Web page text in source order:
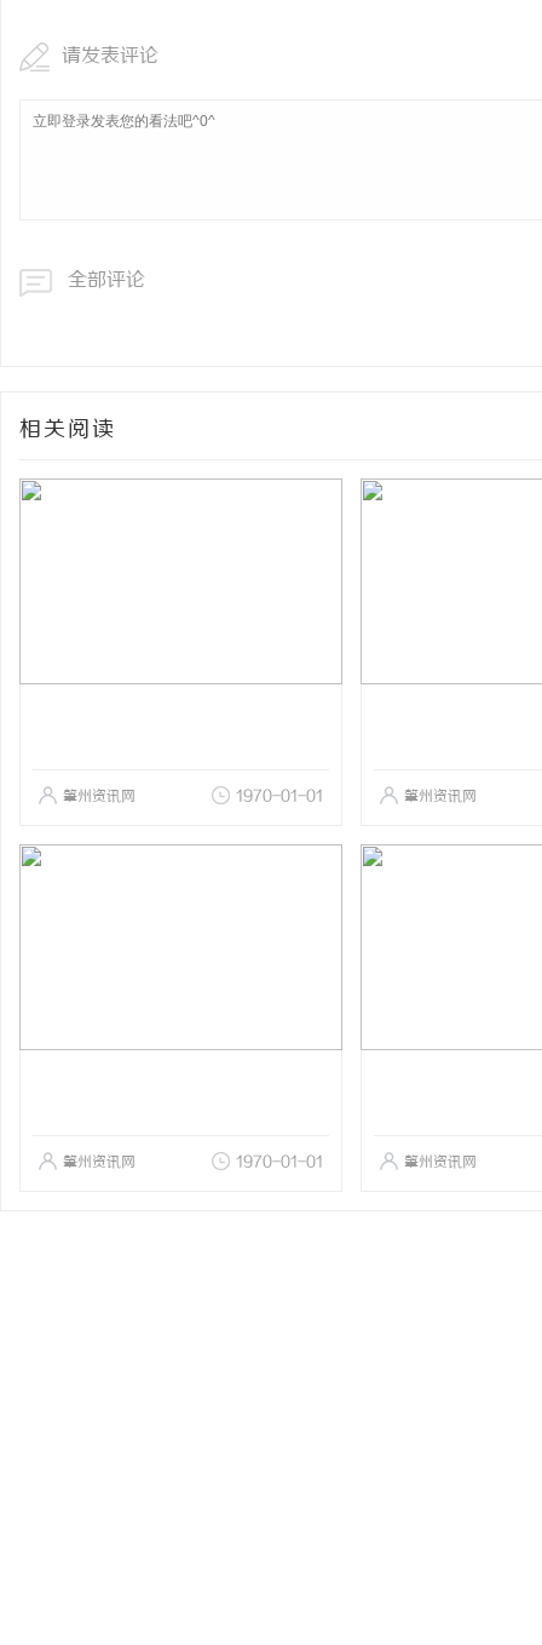
请发表评论
全部评论
相关阅读
肇州资讯网 1970-01-01 肇州资讯网
肇州资讯网 1970-01-01 肇州资讯网